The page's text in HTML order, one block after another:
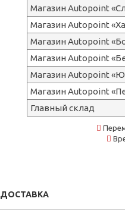
Магазин Autopoint
Магазин Autopoint
Магазин Autopoint
Магазин Autopoint
Магазин Autopoint
Магазин Autopoint
Главный склад
ДОСТАВКА